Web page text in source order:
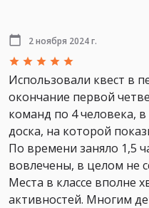
2 ноября 2024 г.
Использовали квест в
окончание первой
команд по 4 человека, в
доска, на которой
По времени заняло 1,5
вовлечены, в целом не
Места в классе вполне
активностей. Многим